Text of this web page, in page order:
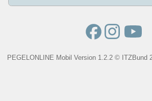
PEGELONLINE Mobil Version 1.2.2 © ITZBund